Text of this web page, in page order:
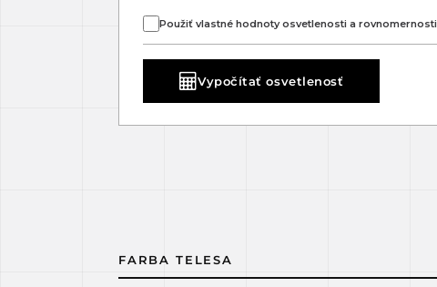
Použiť vlastné hodnoty osvetlenosti a rovnomernosti
Vypočítať osvetlenosť
FARBA TELESA